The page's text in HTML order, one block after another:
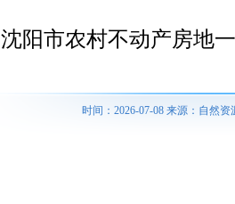
沈阳市农村不动产房地
时间：2026-07-08 来源：自然